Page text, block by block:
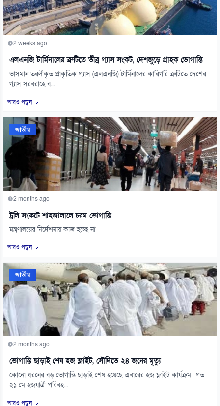
2 weeks ago
এলএনজি টার্মিনালের ত্রুটিতে তীব্র গ্যাস সংকট, দেশজুড়ে গ্রাহক ভোগান্তি
ভাসমান তরলীকৃত প্রাকৃতিক গ্যাস (এলএনজি) টার্মিনালের কারিগরি ত্রুটিতে দেশের
গ্যাস সরবরাহে ব...
আরও পড়ুন
জাতীয়
2 months ago
ট্রলি সংকটে শাহজালালে চরম ভোগান্তি
মন্ত্রণালয়ের নির্দেশনায় কাজ হচ্ছে না
আরও পড়ুন
জাতীয়
2 months ago
ভোগান্তি ছাড়াই শেষ হজ ফ্লাইট, সৌদিতে ২৪ জনের মৃত্যু
কোনো ধরনের বড় ভোগান্তি ছাড়াই শেষ হয়েছে এবারের হজ ফ্লাইট কার্যক্রম। গত
২১ মে হজযাত্রী পরিবহ...
আরও পড়ুন